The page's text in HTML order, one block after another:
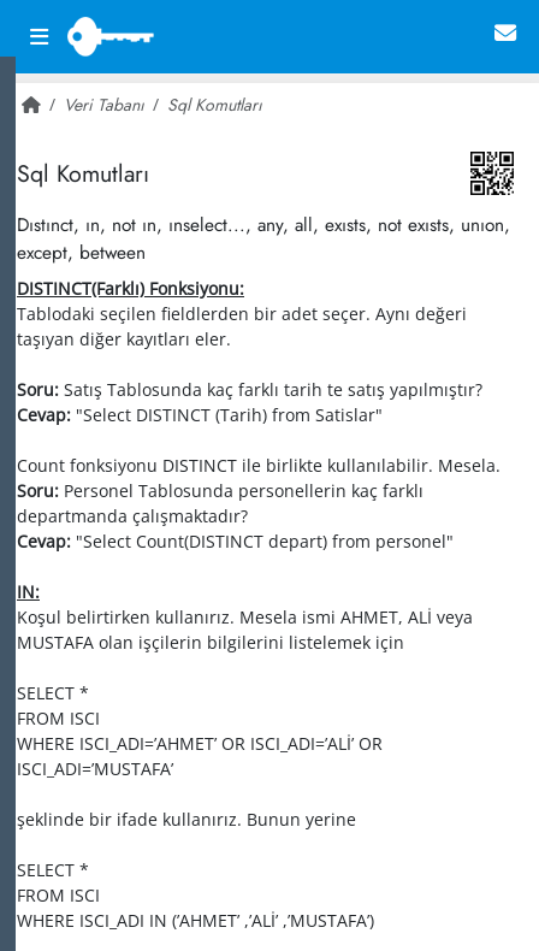
Veri Tabanı Sql Komutları
Sql Komutları
Dıstınct, ın, not ın, ınselect..., any, all, exısts, not exısts, unıon,
except, between
DISTINCT(Farklı) Fonksiyonu:
Tablodaki seçilen fieldlerden bir adet seçer. Aynı değeri
taşıyan diğer kayıtları eler.
Soru: Satış Tablosunda kaç farklı tarih te satış yapılmıştır?
Cevap: "Select DISTINCT (Tarih) from Satislar"
Count fonksiyonu DISTINCT ile birlikte kullanılabilir. Mesela.
Soru: Personel Tablosunda personellerin kaç farklı
departmanda çalışmaktadır?
Cevap: "Select Count(DISTINCT depart) from personel"
IN:
Koşul belirtirken kullanırız. Mesela ismi AHMET, ALİ veya
MUSTAFA olan işçilerin bilgilerini listelemek için
SELECT *
FROM ISCI
WHERE ISCI_ADI=’AHMET’ OR ISCI_ADI=’ALİ’ OR
ISCI_ADI=’MUSTAFA’
şeklinde bir ifade kullanırız. Bunun yerine
SELECT *
FROM ISCI
WHERE ISCI_ADI IN (’AHMET’ ,’ALİ’ ,’MUSTAFA’)